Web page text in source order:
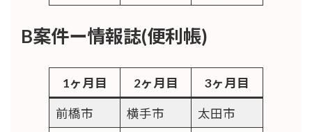
B案件ー情報誌(便利帳)
1ヶ月目 2ヶ月目 3ヶ月目
前橋市 横手市
太田市